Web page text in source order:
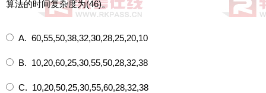
算法的时间复杂度为(46)。
A. 60,55,50,38,32,30,28,25,20,10
B. 10,20,60,25,30,55,50,28,32,38
C. 10,20,50,25,30,55,60,28,32,38